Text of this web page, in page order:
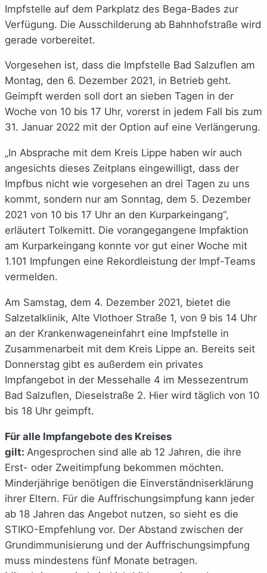
Impfstelle auf dem Parkplatz des Bega-Bades zur
Verfügung. Die Ausschilderung ab Bahnhofstraße wird
gerade vorbereitet.
Vorgesehen ist, dass die Impfstelle Bad Salzuflen am
Montag, den 6. Dezember 2021, in Betrieb geht.
Geimpft werden soll dort an sieben Tagen in der
Woche von 10 bis 17 Uhr, vorerst in jedem Fall bis zum
31. Januar 2022 mit der Option auf eine Verlängerung.
„In Absprache mit dem Kreis Lippe haben wir auch
angesichts dieses Zeitplans eingewilligt, dass der
Impfbus nicht wie vorgesehen an drei Tagen zu uns
kommt, sondern nur am Sonntag, dem 5. Dezember
2021 von 10 bis 17 Uhr an den Kurparkeingang“,
erläutert Tolkemitt. Die vorangegangene Impfaktion
am Kurparkeingang konnte vor gut einer Woche mit
1.101 Impfungen eine Rekordleistung der Impf-Teams
vermelden.
Am Samstag, dem 4. Dezember 2021, bietet die
Salzetalklinik, Alte Vlothoer Straße 1, von 9 bis 14 Uhr
an der Krankenwageneinfahrt eine Impfstelle in
Zusammenarbeit mit dem Kreis Lippe an. Bereits seit
Donnerstag gibt es außerdem ein privates
Impfangebot in der Messehalle 4 im Messezentrum
Bad Salzuflen, Dieselstraße 2. Hier wird täglich von 10
bis 18 Uhr geimpft.
Für alle Impfangebote des Kreises
gilt: Angesprochen sind alle ab 12 Jahren, die ihre
Erst- oder Zweitimpfung bekommen möchten.
Minderjährige benötigen die Einverständniserklärung
ihrer Eltern. Für die Auffrischungsimpfung kann jeder
ab 18 Jahren das Angebot nutzen, so sieht es die
STIKO-Empfehlung vor. Der Abstand zwischen der
Grundimmunisierung und der Auffrischungsimpfung
muss mindestens fünf Monate betragen.